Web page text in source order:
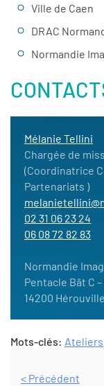
Ville de Caen
DRAC
Normandie
Mélanie Tellini
Chargée de
(Coordinatrice
Partenariats )
02 31 06 23 24
06 08 72 82 83
Normandie
Pentacle Bât C
14200
Mots-clés: Ateliers
< Précédent